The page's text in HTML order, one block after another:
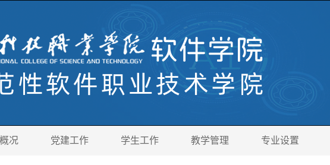
况 党建工作 学生工作 教学管理 专业设置